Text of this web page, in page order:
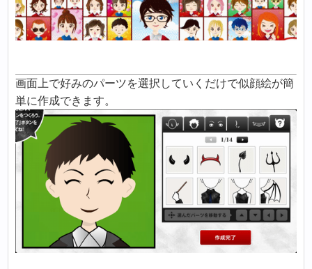
画面上で好みのパーツを選択していくだけで似顔絵が簡
単に作成できます。